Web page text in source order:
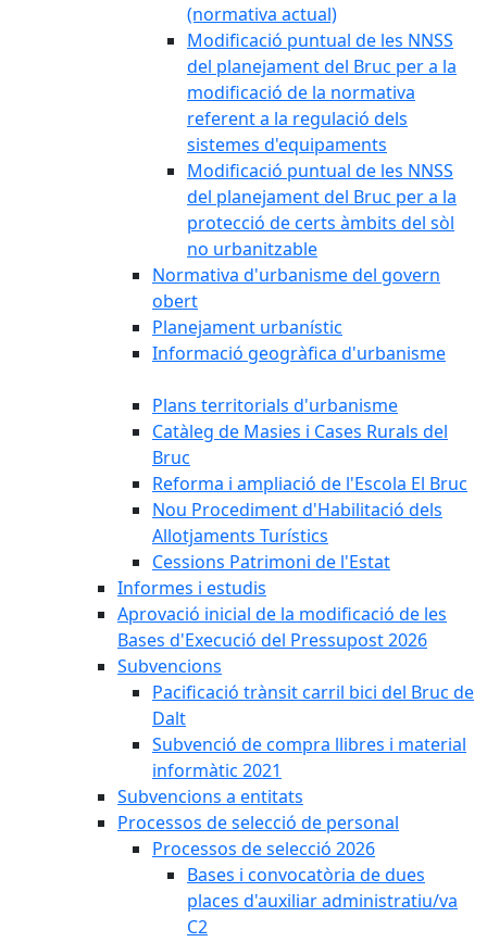
(normativa actual)
Modificació puntual de les NNSS
del planejament del Bruc per a la
modificació de la normativa
referent a la regulació dels
sistemes d'equipaments
Modificació puntual de les NNSS
del planejament del Bruc per a la
protecció de certs àmbits del sòl
no urbanitzable
Normativa d'urbanisme del govern
obert
Planejament urbanístic
Informació geogràfica d'urbanisme
Plans territorials d'urbanisme
Catàleg de Masies i Cases Rurals del
Bruc
Reforma i ampliació de l'Escola El Bruc
Nou Procediment d'Habilitació dels
Allotjaments Turístics
Cessions Patrimoni de l'Estat
Informes i estudis
Aprovació inicial de la modificació de les
Bases d'Execució del Pressupost 2026
Subvencions
Pacificació trànsit carril bici del Bruc de
Dalt
Subvenció de compra llibres i material
informàtic 2021
Subvencions a entitats
Processos de selecció de personal
Processos de selecció 2026
Bases i convocatòria de dues
places d'auxiliar administratiu/va
C2